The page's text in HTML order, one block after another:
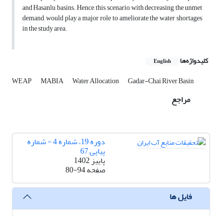
and Hasanlu basins. Hence, this scenario, with decreasing the unmet
demand, would play a major role to ameliorate the water shortages
in the study area.
کلیدواژه‌ها English
WEAP MABIA Water Allocation Gadar-Chai River Basin
مراجع
دوره 19، شماره 4 - شماره
پیاپی 67
پاییز 1402
صفحه80-94
فایل ها